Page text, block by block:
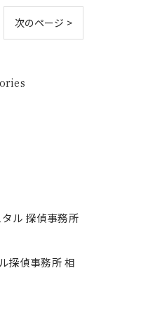
次のページ >
ル 探偵事務所
探偵事務所 相